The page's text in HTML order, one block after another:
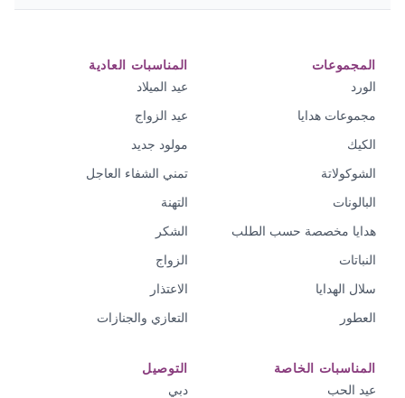
المجموعات
الورد
مجموعات هدايا
الكيك
الشوكولاتة
البالونات
هدايا مخصصة حسب الطلب
النباتات
سلال الهدايا
العطور
المناسبات العادية
عيد الميلاد
عيد الزواج
مولود جديد
تمني الشفاء العاجل
التهنة
الشكر
الزواج
الاعتذار
التعازي والجنازات
المناسبات الخاصة
عيد الحب
التوصيل
دبي